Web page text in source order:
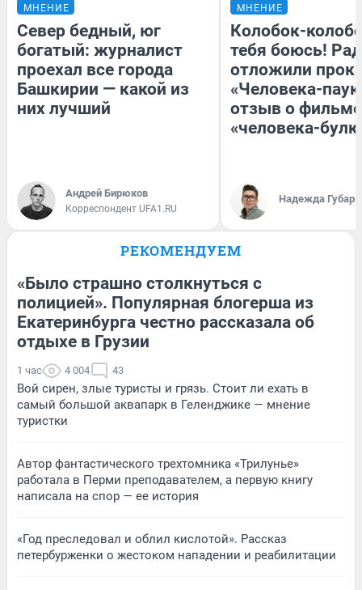
МНЕНИЕ
Север бедный, юг
богатый: журналист
проехал все города
Башкирии — какой из
них лучший
Андрей Бирюков
Корреспондент UFA1.RU
МНЕНИЕ
Колобок-
тебя боюсь!
отложили
«Человека-
отзыв о
«человека-
Надежда Губарь
РЕКОМЕНДУЕМ
«Было страшно столкнуться с
полицией». Популярная блогерша из
Екатеринбурга честно рассказала об
отдыхе в Грузии
1 час 4 004 43
Вой сирен, злые туристы и грязь. Стоит ли ехать в
самый большой аквапарк в Геленджике — мнение
туристки
Автор фантастического трехтомника «Трилунье»
работала в Перми преподавателем, а первую книгу
написала на спор — ее история
«Год преследовал и облил кислотой». Рассказ
петербурженки о жестоком нападении и реабилитации